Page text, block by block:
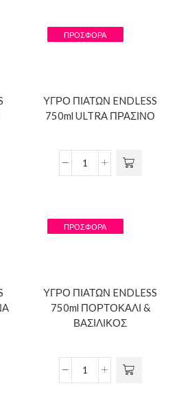
ΠΡΟΣΦΟΡΆ
ΥΓΡΟ ΠΙΑΤΩΝ ENDLESS
750ml ULTRA ΠΡΑΣΙΝΟ
ΠΡΟΣΦΟΡΆ
ΥΓΡΟ ΠΙΑΤΩΝ ENDLESS
750ml ΠΟΡΤΟΚΑΛΙ &
ΒΑΣΙΛΙΚΟΣ